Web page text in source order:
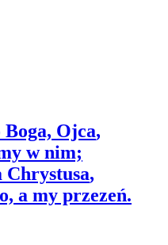
Boga, Ojca,
w nim;
Chrystusa,
a my przezeń.